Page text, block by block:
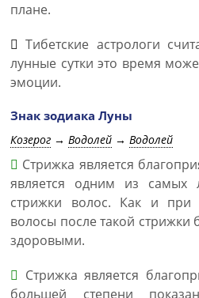
плане.
Тибетские астрологи
лунные сутки это время
эмоции.
Знак зодиака Луны
Козерог → Водолей → Водолей
Стрижка является
является одним из самых
стрижки волос. Как и
волосы после такой стрижки
здоровыми.
Стрижка является
большей степени